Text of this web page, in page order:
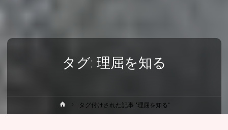
タグ: 理屈を知る
ー
タグ付けされた記事 "理屈を知る"